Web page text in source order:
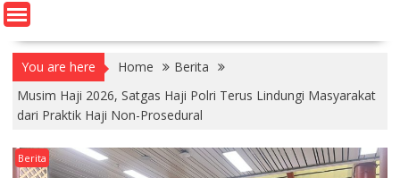
You are here Home
Berita
Musim Haji 2026, Satgas Haji Polri Terus Lindungi Masyarakat
dari Praktik Haji Non-Prosedural
Berita